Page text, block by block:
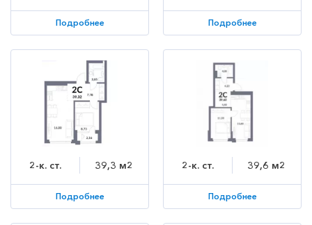
Подробнее Подробнее
2-к. ст. 39,3 м2
Подробнее
2-к. ст. 39,6 м2
Подробнее